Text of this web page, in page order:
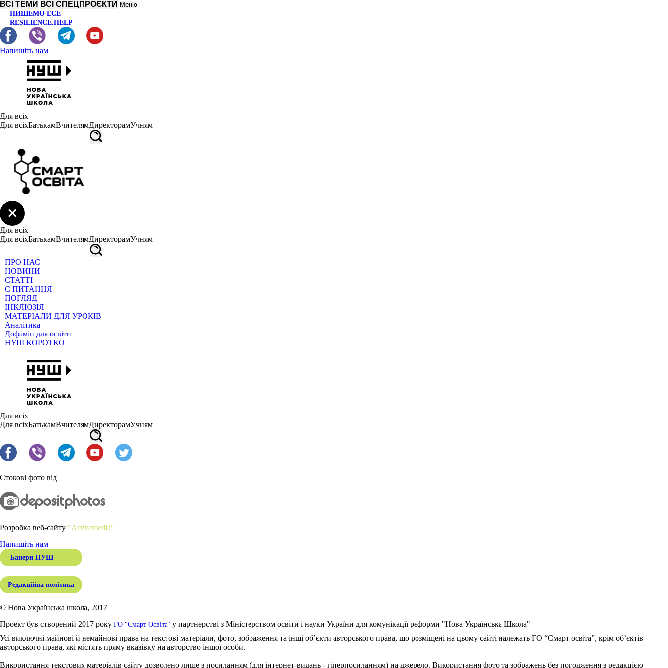
ВСІ ТЕМИ ВСІ СПЕЦПРОЄКТИ Меню
ПИШЕМО ЕСЕ
RESILIENCE.HELP
Напишіть нам
Для всіх
Для всіхБатькамВчителямДиректорамУчням
Для всіх
Для всіхБатькамВчителямДиректорамУчням
ПРО НАС
НОВИНИ
СТАТТІ
Є ПИТАННЯ
ПОГЛЯД
ІНКЛЮЗІЯ
МАТЕРІАЛИ ДЛЯ УРОКІВ
Аналітика
Дофамін для освіти
НУШ КОРОТКО
Для всіх
Для всіхБатькамВчителямДиректорамУчням
Стокові фото від
Розробка веб-сайту "Activemedia"
Напишіть нам
Банери НУШ
Редакційна політика
© Нова Українська школа, 2017
Проект був створений 2017 року ГО "Смарт Освіта" у партнерстві з Міністерством освіти і науки України для комунікації реформи "Нова Українська Школа"
Усі виключні майнові й немайнові права на текстові матеріали, фото, зображення та інші об’єкти авторського права, що розміщені на цьому сайті належать ГО “Смарт освіта”, крім об’єктів
авторського права, які містять пряму вказівку на авторство іншої особи.
Використання текстових матеріалів сайту дозволено лише з посиланням (для інтернет-видань - гіперпосиланням) на джерело. Використання фото та зображень без погодження з редакцією